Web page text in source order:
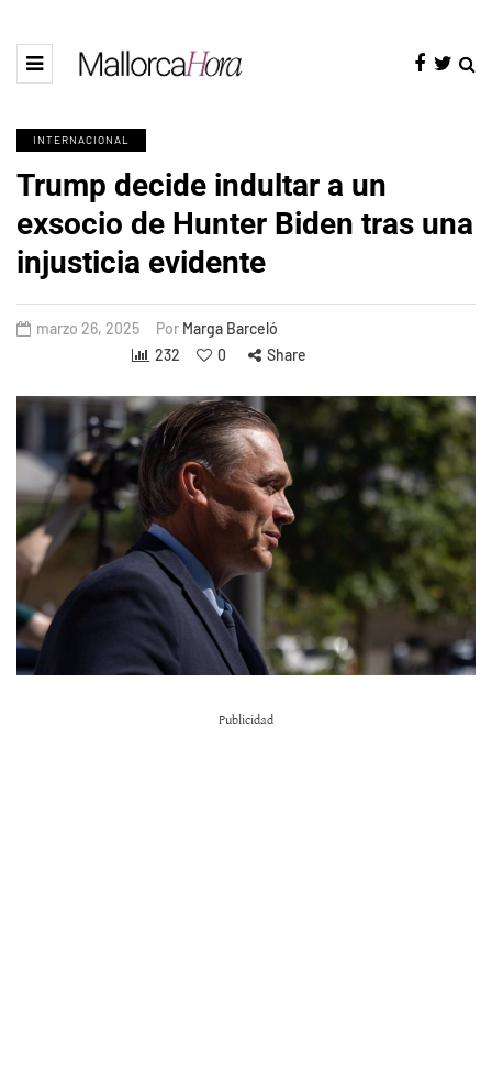
INTERNACIONAL
Trump decide indultar a un
exsocio de Hunter Biden tras una
injusticia evidente
marzo 26, 2025 Por Marga Barceló
232
0 Share
Publicidad